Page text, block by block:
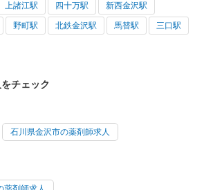
上諸江駅 四十万駅 新西金沢駅
野町駅 北鉄金沢駅 馬替駅 三口駅
チェック
石川県金沢市の薬剤師求人